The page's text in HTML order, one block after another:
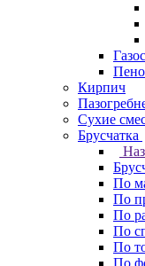
Кирпич
Сухие
Брусчатка
По
По
По
По
По
По